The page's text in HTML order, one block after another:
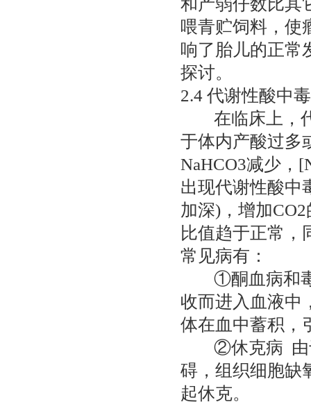
喂青贮饲料，使
响了胎儿的正常
探讨。
2.4 代谢性酸中毒
在临床上，代
于体内产酸过多
NaHCO3减少，
出现代谢性酸中
加深)，增加
比值趋于正常，
常见病有：
①酮血病和毒
收而进入血液中
体在血中蓄积，
②休克病 由于
碍，组织细胞缺
起休克。